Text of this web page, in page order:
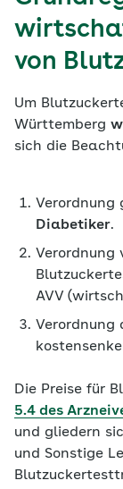
von
Um
Württemberg
sich die
Verordnung
Diabetiker.
Verordnung
AVV
Verordnung
Die Preise für
5.4 des
und gliedern
und Sonstige